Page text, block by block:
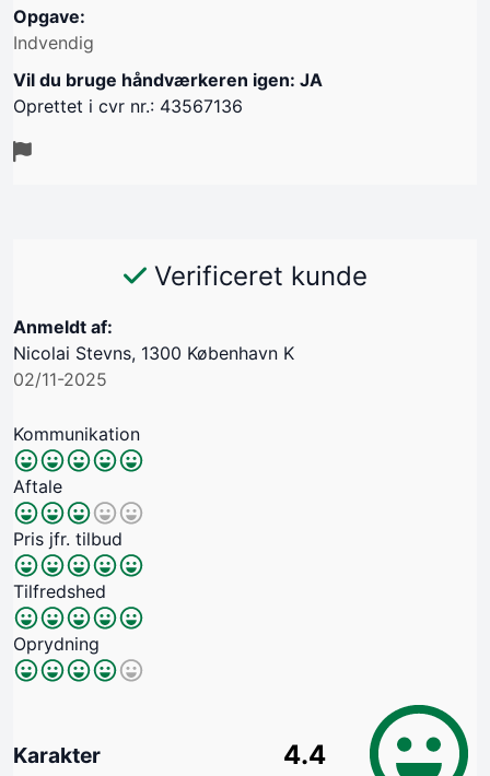
Opgave:
Indvendig
Vil du bruge håndværkeren igen: JA
Oprettet i cvr nr.: 43567136
Verificeret kunde
Anmeldt af:
Nicolai Stevns, 1300 København K
02/11-2025
Kommunikation
Aftale
Pris jfr. tilbud
Tilfredshed
Oprydning
Karakter 4.4